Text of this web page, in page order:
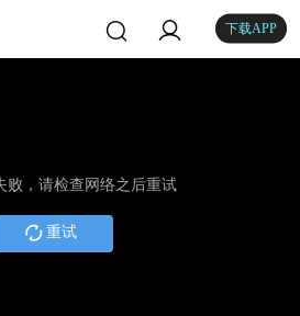
下载APP
败，请检查网络之后重试
重试